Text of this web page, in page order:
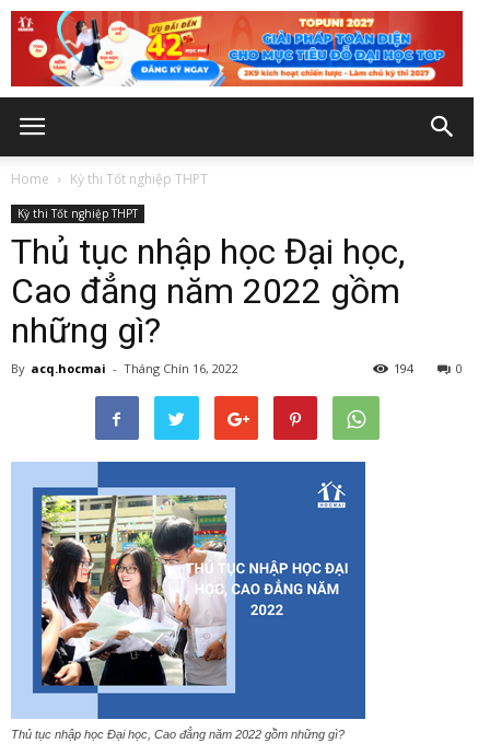
Home Kỳ thi Tốt nghiệp THPT
Kỳ thi Tốt nghiệp THPT
Thủ tục nhập học Đại học,
Cao đẳng năm 2022 gồm
những gì?
By acq.hocmai - Tháng Chín 16, 2022 0
194
Thủ tục nhập học Đại học, Cao đẳng năm 2022 gồm những gì?